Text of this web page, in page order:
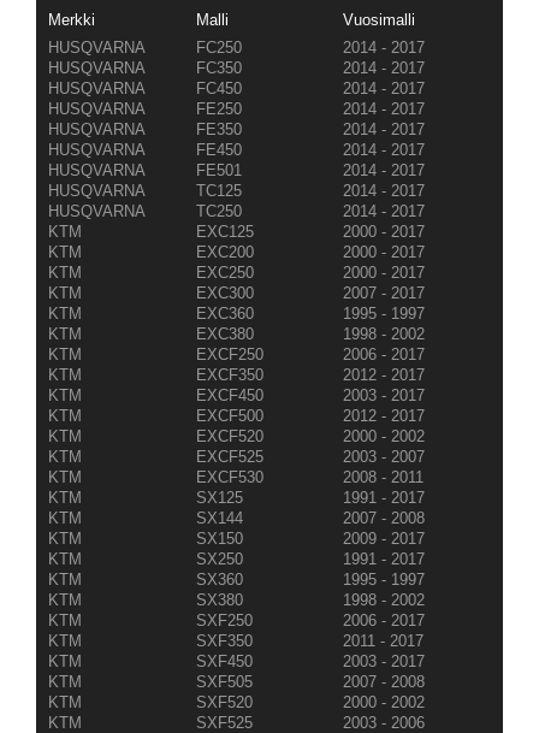
Merkki Malli
Vuosimalli
HUSQVARNA
FC250
2014 - 2017
HUSQVARNA
FC350
2014 - 2017
HUSQVARNA
FC450
2014 - 2017
HUSQVARNA
FE250
2014 - 2017
HUSQVARNA
FE350
2014 - 2017
HUSQVARNA
FE450
2014 - 2017
HUSQVARNA
FE501
2014 - 2017
HUSQVARNA
TC125
2014 - 2017
HUSQVARNA
TC250
2014 - 2017
KTM
EXC125
2000 - 2017
KTM
EXC200
2000 - 2017
KTM
EXC250
2000 - 2017
KTM
EXC300
2007 - 2017
KTM
EXC360
1995 - 1997
KTM
EXC380
1998 - 2002
KTM
EXCF250
2006 - 2017
KTM
EXCF350
2012 - 2017
KTM
EXCF450
2003 - 2017
KTM
EXCF500
2012 - 2017
KTM
EXCF520
2000 - 2002
KTM
EXCF525
2003 - 2007
KTM
EXCF530
2008 - 2011
KTM
SX125
1991 - 2017
KTM
SX144
2007 - 2008
KTM
SX150
2009 - 2017
KTM
SX250
1991 - 2017
KTM
SX360
1995 - 1997
KTM
SX380
1998 - 2002
KTM
SXF250
2006 - 2017
KTM
SXF350
2011 - 2017
KTM
SXF450
2003 - 2017
KTM
SXF505
2007 - 2008
KTM
SXF520
2000 - 2002
KTM
SXF525 2003 - 2006